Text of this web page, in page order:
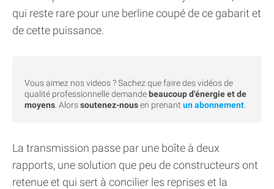
qui reste rare pour une berline coupé de ce gabarit et
de cette puissance.
Vous aimez nos videos ? Sachez que faire des vidéos de
qualité professionnelle demandebeaucoup d'énergie et de
moyens . Alorssoutenez-nousen prenant un abonnement
La transmission passe par une boîte à deux
rapports, une solution que peu de constructeurs ont
retenue et qui sert à concilier les reprises et la